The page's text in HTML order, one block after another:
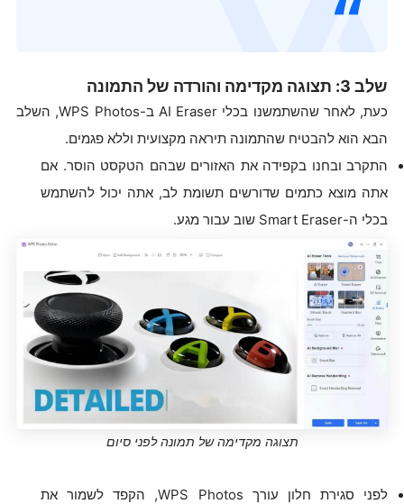
שלב 3: תצוגה מקדימה והורדה של התמונה
כעת, לאחר שהשתמשנו בכלי AI Eraser ב-WPS Photos, השלב
הבא הוא להבטיח שהתמונה תיראה מקצועית וללא פגמים.
התקרב ובחנו בקפידה את האזורים שבהם הטקסט הוסר. אם
אתה מוצא כתמים שדורשים תשומת לב, אתה יכול להשתמש
בכלי ה-Smart Eraser שוב עבור מגע.
תצוגה מקדימה של תמונה לפני סיום
לפני סגירת חלון עורך WPS Photos, הקפד לשמור את